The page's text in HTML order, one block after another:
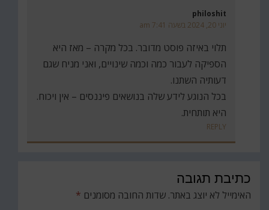
philoshit
יוני 20, 2024 בשעה 7:41 am
תלוי באיזה פוסט מדובר. בכל מקרה – מאז היא
הספיקה לעבור כמה וכמה שינויים, ואני מניח שגם
דעותיה השתנו.
בכל הנוגע לידע שלה בנושאים פיננסים – אין ויכוח.
היא תותחית.
REPLY
כתיבת תגובה
האימייל לא יוצג באתר. שדות החובה מסומנים *